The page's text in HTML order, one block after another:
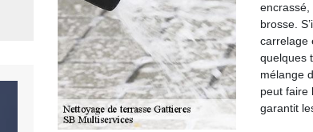
encrassé,
brosse.
carrelage
quelques
mélange
peut faire
garantit